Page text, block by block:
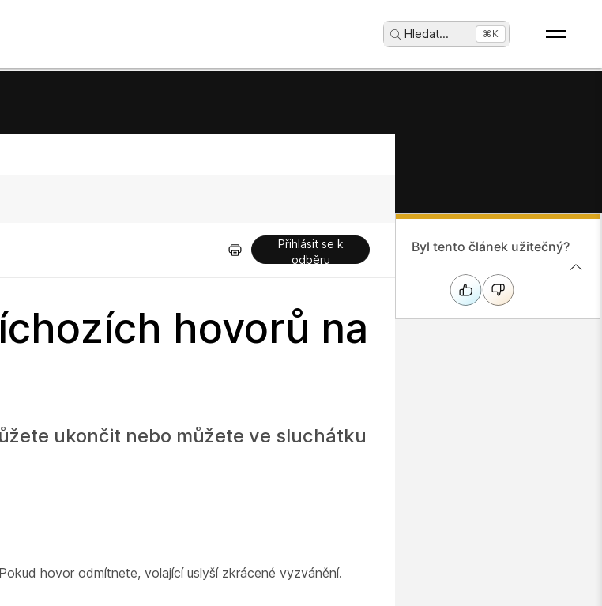
Hledat... ⌘K
Přihlásit se k
odběru
hovorů na
ukončit nebo můžete ve sluchátku
hovor odmítnete, volající uslyší zkrácené vyzvánění.
Byl tento článek užitečný?